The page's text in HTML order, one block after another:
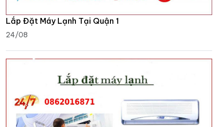
Lắp Đặt Máy Lạnh Tại Quận 1
24/08